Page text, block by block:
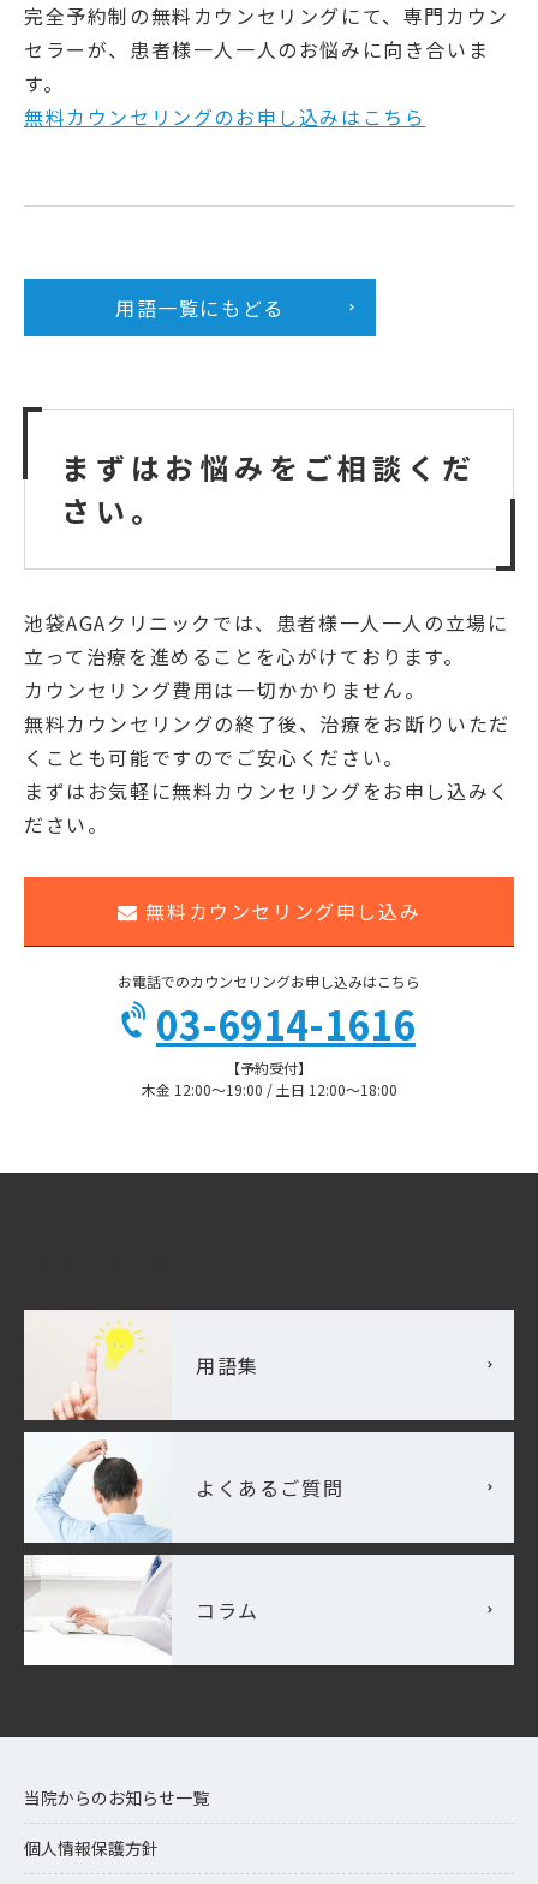
完全予約制の無料カウンセリングにて、専門カウン
セラーが、患者様一人一人のお悩みに向き合いま
す。
無料カウンセリングのお申し込みはこちら
用語一覧にもどる
まずはお悩みをご相談くだ
さい。
池袋AGAクリニックでは、患者様一人一人の立場に
立って治療を進めることを心がけております。
カウンセリング費用は一切かかりません。
無料カウンセリングの終了後、治療をお断りいただ
くことも可能ですのでご安心ください。
まずはお気軽に無料カウンセリングをお申し込みく
ださい。
無料カウンセリング申し込み
お電話でのカウンセリングお申し込みはこちら
03-6914-1616
【予約受付】
木金 12:00〜19:00 / 土日 12:00〜18:00
用語集
よくあるご質問
コラム
当院からのお知らせ一覧
個人情報保護方針